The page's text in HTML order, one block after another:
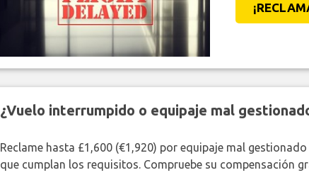
¿Vuelo interrumpido o equipaje mal
Reclame hasta £1,600 (€1,920) por equipaje mal
que cumplan los requisitos. Compruebe su compensación